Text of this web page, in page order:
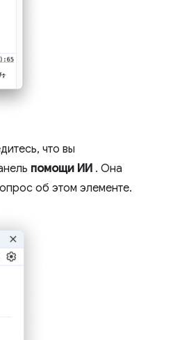
что вы
помощи ИИ . Она
об этом элементе.